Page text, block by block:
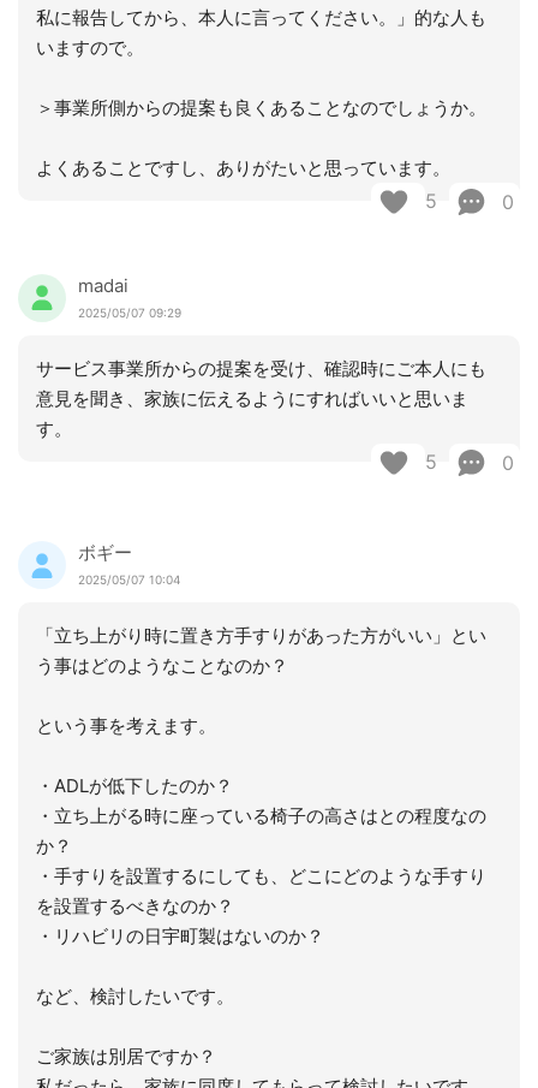
私に報告してから、本人に言ってください。」的な人も
いますので。
＞事業所側からの提案も良くあることなのでしょうか。
よくあることですし、ありがたいと思っています。
5 0
madai
2025/05/07 09:29
サービス事業所からの提案を受け、確認時にご本人にも
意見を聞き、家族に伝えるようにすればいいと思いま
す。
5 0
ボギー
2025/05/07 10:04
「立ち上がり時に置き方手すりがあった方がいい」とい
う事はどのようなことなのか？
という事を考えます。
・ADLが低下したのか？
・立ち上がる時に座っている椅子の高さはとの程度なの
か？
・手すりを設置するにしても、どこにどのような手すり
を設置するべきなのか？
・リハビリの日宇町製はないのか？
など、検討したいです。
ご家族は別居ですか？